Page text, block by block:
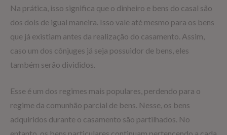
Na prática, isso significa que o dinheiro e bens do casal são
dos dois de igual maneira. Isso vale até mesmo para os bens
que já existiam antes da realização do casamento. Assim,
caso um dos cônjuges já seja possuidor de bens, eles
também serão divididos.
Esse é um dos regimes mais populares, perdendo para o
regime da comunhão parcial de bens. Nesse, os bens
adquiridos durante o casamento são partilhados. No
entanto, os bens particulares continuam pertencendo a cada